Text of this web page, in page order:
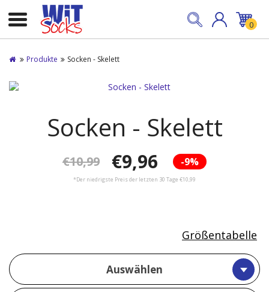
0
Produkte Socken - Skelett
Socken - Skelett
-9%
€10,99 €9,96
*Der niedrigste Preis der letzten 30 Tage €10,99
Auswählen
Größentabelle